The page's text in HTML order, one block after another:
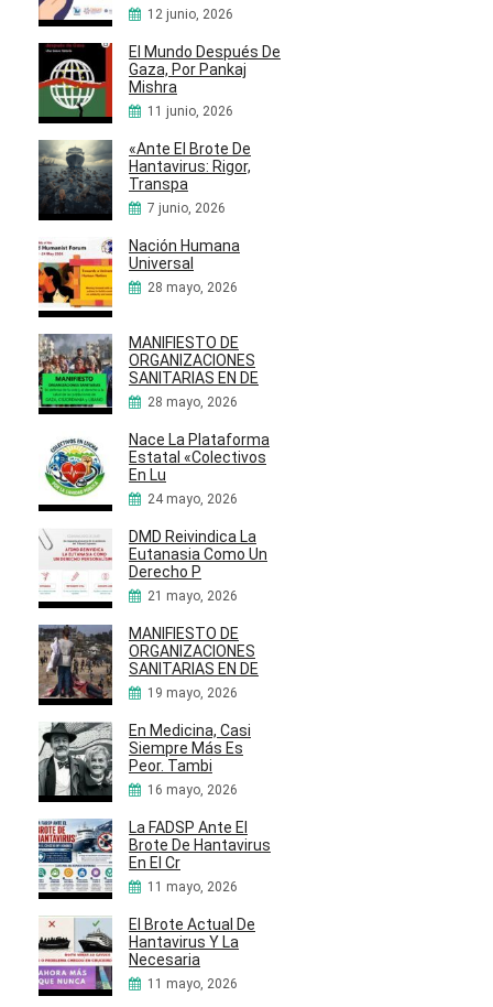
12 junio, 2026
El Mundo Después De
Gaza, Por Pankaj
Mishra
11 junio, 2026
«Ante El Brote De
Hantavirus: Rigor,
Transpa
7 junio, 2026
Nación Humana
Universal
28 mayo, 2026
MANIFIESTO DE
ORGANIZACIONES
SANITARIAS EN DE
28 mayo, 2026
Nace La Plataforma
Estatal «Colectivos
En Lu
24 mayo, 2026
DMD Reivindica La
Eutanasia Como Un
Derecho P
21 mayo, 2026
MANIFIESTO DE
ORGANIZACIONES
SANITARIAS EN DE
19 mayo, 2026
En Medicina, Casi
Siempre Más Es
Peor. Tambi
16 mayo, 2026
La FADSP Ante El
Brote De Hantavirus
En El Cr
11 mayo, 2026
El Brote Actual De
Hantavirus Y La
Necesaria
11 mayo, 2026